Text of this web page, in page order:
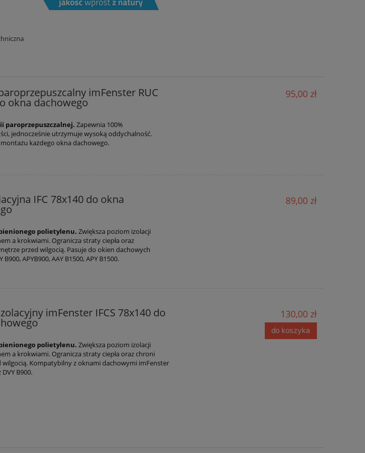
imFenster RUC
okna dachowego
paroprzepuszczalnej. Zapewnia 100%
jednocześnie utrzymuje wysoką oddychalność.
każdego okna dachowego.
95,00 zł
IFC 78x140 do okna
polietylenu. Zwiększa poziom izolacji
a krokwiami. Ogranicza straty ciepła oraz
przed wilgocią. Pasuje do okien dachowych
B900, APYB900, AAY B1500, APY B1500.
89,00 zł
imFenster IFCS 78x140 do
polietylenu. Zwiększa poziom izolacji
a krokwiami. Ogranicza straty ciepła oraz chroni
wilgocią. Kompatybilny z oknami dachowymi imFenster
DVY B900.
130,00 zł
do koszyka